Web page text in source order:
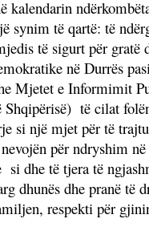
kalendarin
synim të qartë: të
të sigurt për
në Durrës
Mjetet e Informimit
të cilat
një mjet për të
për ndryshim
dhe të tjera të
dhunës dhe pranë
respekti për